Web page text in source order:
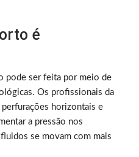
é
pode ser feita por meio de
Os profissionais da
horizontais e
a pressão nos
se movam com mais